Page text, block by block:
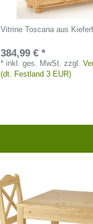
Vitrine Toscana aus
384,99 € *
* inkl. ges. MwSt. zzgl.
(dt. Festland 3 EUR)